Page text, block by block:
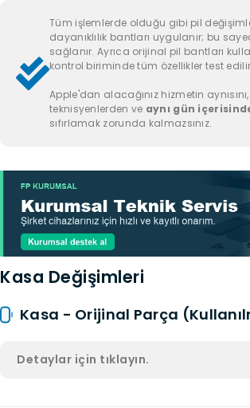
Tüm işlemlerde olduğu gibi pil
dayanıklılık bantları uygulanır; bu
sağlanır. Ayrıca orijinal pil bantları
kontrol biriminde tüm özellikler test
Apple'dan alacağınız hizmetin
teknisyenlerden ve aynı gün
sıfırlamak zorunda kalmazsınız.
Kasa Değişimleri
Kasa - Orijinal Parça
Detaylar için tıklayın.